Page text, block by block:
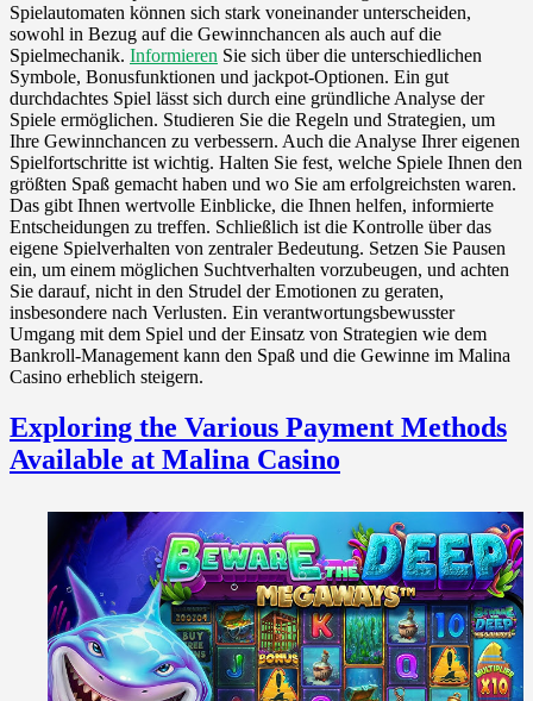
Spielautomaten können sich stark voneinander unterscheiden,
sowohl in Bezug auf die Gewinnchancen als auch auf die
Spielmechanik. Informieren Sie sich über die unterschiedlichen
Symbole, Bonusfunktionen und jackpot-Optionen. Ein gut
durchdachtes Spiel lässt sich durch eine gründliche Analyse der
Spiele ermöglichen. Studieren Sie die Regeln und Strategien, um
Ihre Gewinnchancen zu verbessern. Auch die Analyse Ihrer eigenen
Spielfortschritte ist wichtig. Halten Sie fest, welche Spiele Ihnen den
größten Spaß gemacht haben und wo Sie am erfolgreichsten waren.
Das gibt Ihnen wertvolle Einblicke, die Ihnen helfen, informierte
Entscheidungen zu treffen. Schließlich ist die Kontrolle über das
eigene Spielverhalten von zentraler Bedeutung. Setzen Sie Pausen
ein, um einem möglichen Suchtverhalten vorzubeugen, und achten
Sie darauf, nicht in den Strudel der Emotionen zu geraten,
insbesondere nach Verlusten. Ein verantwortungsbewusster
Umgang mit dem Spiel und der Einsatz von Strategien wie dem
Bankroll-Management kann den Spaß und die Gewinne im Malina
Casino erheblich steigern.
Exploring the Various Payment Methods
Available at Malina Casino